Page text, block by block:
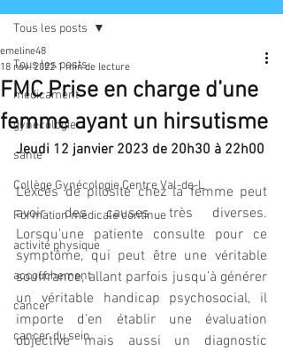
Tous les posts
médicament
gynécologie
santé
Collège Gynécologie Centre Val-de-L
Formation médicale continue
activité physique
accouchement
cancer
cancer du sein
Tous les posts
FMC Prise en charge d’une
femme ayant un hirsutisme
emeline48
18 nov. 2022 1 min de lecture
Jeudi 12 janvier 2023 de 20h30 à 22h00
L’excès de pilosité chez la femme peut
avoir des causes très diverses.
Lorsqu’une patiente consulte pour ce
symptôme, qui peut être une véritable
souffrance, allant parfois jusqu’à générer
un véritable handicap psychosocial, il
importe d’en établir une évaluation
objective mais aussi un diagnostic